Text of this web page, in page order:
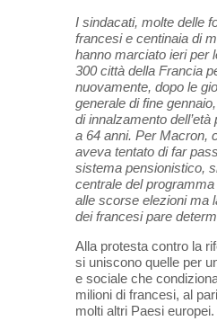
I sindacati, molte delle
francesi e centinaia di
hanno marciato ieri per
300 città della Francia
nuovamente, dopo le
generale di fine
di innalzamento
a 64 anni. Per Macron,
aveva tentato di far
sistema pensionistico,
centrale del
alle scorse elezioni ma
dei francesi pare
Alla protesta contro la
si uniscono quelle per
e sociale che
milioni di francesi, al
molti altri Paesi